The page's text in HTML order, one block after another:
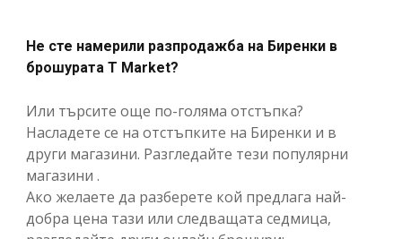
Не сте намерили разпродажба на Биренки в
брошурата T Market?
Или търсите още по-голяма отстъпка?
Насладете се на отстъпките на Биренки и в
други магазини. Разгледайте тези популярни
магазини .
Ако желаете да разберете кой предлага най-
добра цена тази или следващата седмица,